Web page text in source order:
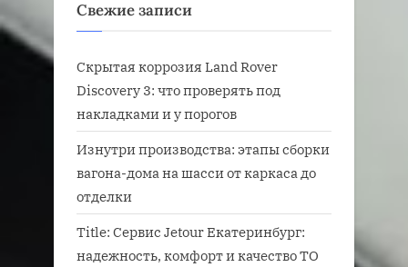
Свежие записи
Скрытая коррозия Land Rover
Discovery 3: что проверять под
накладками и у порогов
Изнутри производства: этапы сборки
вагона-дома на шасси от каркаса до
отделки
Title: Сервис Jetour Екатеринбург:
надежность, комфорт и качество ТО